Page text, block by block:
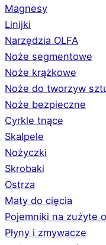
Magnesy
Linijki
Narzędzia OLFA
Noże segmentowe
Noże krążkowe
Noże do tworzyw
Noże bezpieczne
Cyrkle tnące
Skalpele
Nożyczki
Skrobaki
Ostrza
Maty do cięcia
Pojemniki na zużyte
Płyny i zmywacze